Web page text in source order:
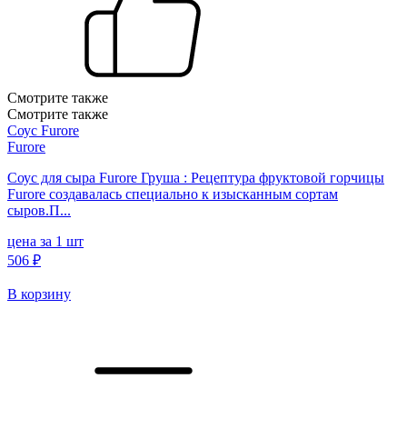
Смотрите также
Смотрите также
Соус Furore
Furore
Соус для сыра Furore Груша : Рецептура фруктовой горчицы
Furore создавалась специально к изысканным сортам
сыров.П...
цена за 1 шт
506 ₽
В корзину